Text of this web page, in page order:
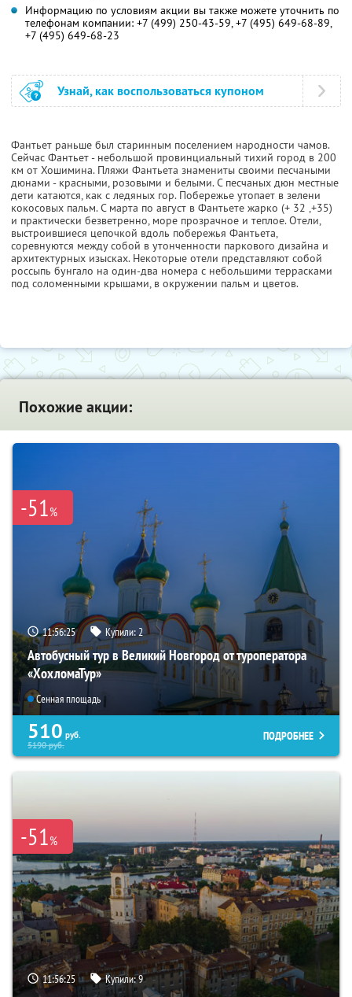
Информацию по условиям акции вы также можете уточнить по
телефонам компании: +7 (499) 250-43-59, +7 (495) 649-68-89,
+7 (495) 649-68-23
Узнай, как воспользоваться купоном
Фантьет раньше был старинным поселением народности чамов.
Сейчас Фантьет - небольшой провинциальный тихий город в 200
км от Хошимина. Пляжи Фантьета знамениты своими песчаными
дюнами - красными, розовыми и белыми. С песчаных дюн местные
дети катаются, как с ледяных гор. Побережье утопает в зелени
кокосовых пальм. С марта по август в Фантьете жарко (+ 32 ,+35)
и практически безветренно, море прозрачное и теплое. Отели,
выстроившиеся цепочкой вдоль побережья Фантьета,
соревнуются между собой в утонченности паркового дизайна и
архитектурных изысках. Некоторые отели представляют собой
россыпь бунгало на один-два номера с небольшими террасками
под соломенными крышами, в окружении пальм и цветов.
Похожие акции:
-51%
11:56:24 Купили:2
Автобусный тур в Великий Новгород от туроператора
«ХохломаТур»
Сенная площадь
510 руб.
5190руб.
ПОДРОБНЕЕ
-51%
11:56:24 Купили:9